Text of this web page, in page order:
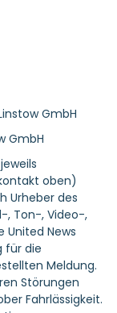
GmbH
GmbH
oben)
Urheber des
, Ton-, Video-,
News
für die
Meldung.
Störungen
Fahrlässigkeit.